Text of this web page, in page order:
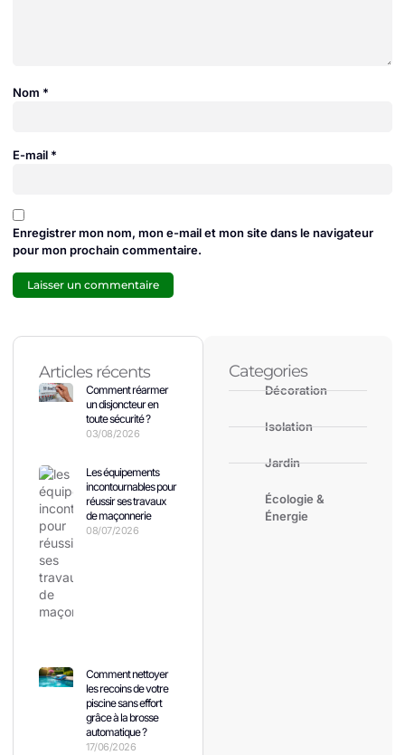
Nom *
E-mail *
Enregistrer mon nom, mon e-mail et mon site dans le navigateur
pour mon prochain commentaire.
Articles récents
Comment réarmer
un disjoncteur en
toute sécurité ?
03/08/2026
Les équipements
incontournables pour
réussir ses travaux
de maçonnerie
08/07/2026
Comment nettoyer
les recoins de votre
piscine sans effort
grâce à la brosse
automatique ?
17/06/2026
Categories
Décoration
Isolation
Jardin
Écologie &
Énergie